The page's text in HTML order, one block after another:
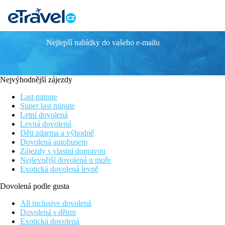
SEADEN VALENTINE RESORT & SPA
Informace o hotelu
Hotel Seaden Valentine se nachází v srdci oblasti Kumköy,
poskytuje ubytování osobám od 16 let, je tedy skvělou volbou
Vzdálenost
pláže: 200 m
letiště: 64 km Antalya
centra: 3 km Side
nákupních možností: 1000 m
Popis pokoje
Dvoulůžkový pokoj
umístěn v hlavní budově
Nejlepší nabídky do vašeho e-mailu
Nejvýhodnější zájezdy
Last minute
Super last minute
Letní dovolená
Levná dovolená
Děti zdarma a výhodně
Dovolená autobusem
Zájezdy s vlastní dopravou
Nejlevnější dovolená u moře
Exotická dovolená levně
Dovolená podle gusta
All inclusive dovolená
Dovolená s dětmi
Exotická dovolená